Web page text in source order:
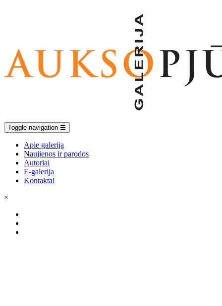
Toggle navigation ☰
Apie galeriją
Naujienos ir parodos
Autoriai
E-galerija
Kontaktai
×